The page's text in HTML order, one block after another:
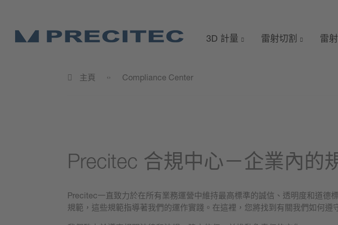
3D 計量 雷射切割 雷
主頁 Compliance Center
Precitec 合規中心－企業內的
Precitec一直致力於在所有業務運營中維持最高標準的誠信、透明度和道
規範，這些規範指導著我們的運作實踐。在這裡，您將找到有關我們如何